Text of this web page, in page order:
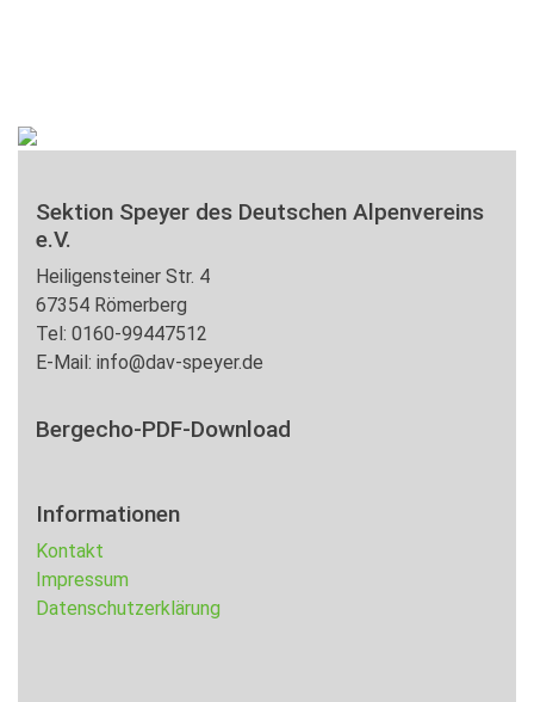
Sektion Speyer des Deutschen Alpenvereins
e.V.
Heiligensteiner Str. 4
67354 Römerberg
Tel: 0160-99447512
E-Mail: info@dav-speyer.de
Bergecho-PDF-Download
Informationen
Kontakt
Impressum
Datenschutzerklärung